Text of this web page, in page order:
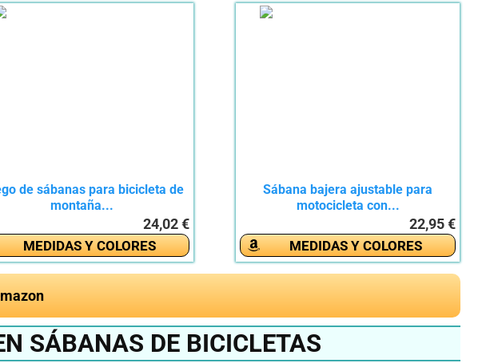
de sábanas para bicicleta de
montaña...
24,02 €
MEDIDAS Y COLORES
Sábana bajera ajustable para
motocicleta con...
22,95 €
MEDIDAS Y COLORES
SÁBANAS DE BICICLETAS